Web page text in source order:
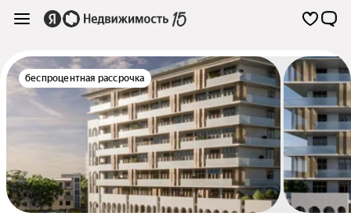
беспроцентная рассрочка